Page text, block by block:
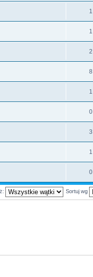
1
1
2
8
1
0
3
1
0
Sortuj wg